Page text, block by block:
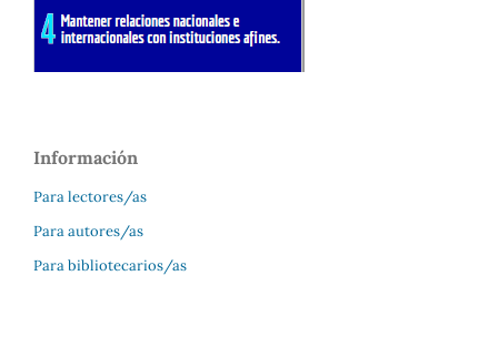
Información
Para lectores/as
Para autores/as
Para bibliotecarios/as